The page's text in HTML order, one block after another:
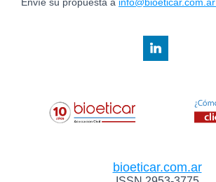
bioeticar.com.ar